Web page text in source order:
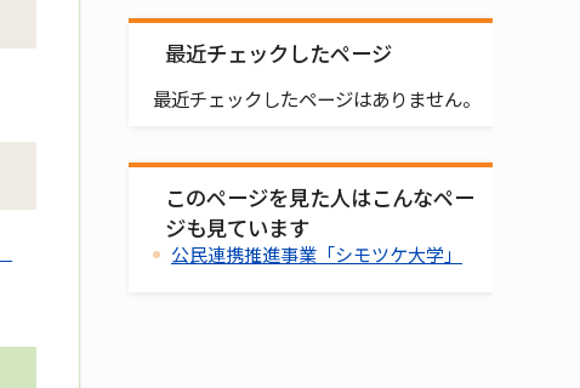
最近チェックしたページ
最近チェックしたページはありません。
このページを見た人はこんなペー
ジも見ています
公民連携推進事業「シモツケ大学」